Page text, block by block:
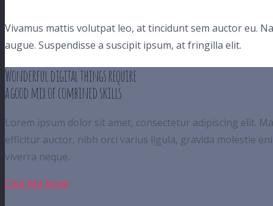
Vivamus mattis volutpat leo, at tincidunt sem auctor eu.
augue. Suspendisse a suscipit ipsum, at fringilla elit.
Wonderful digital things require
a good mix of combined skills
Lorem ipsum dolor sit amet, consectetur adipiscing elit.
efficitur auctor, nibh orci varius ligula, gravida molestie
viverra neque.
Click Me Now!